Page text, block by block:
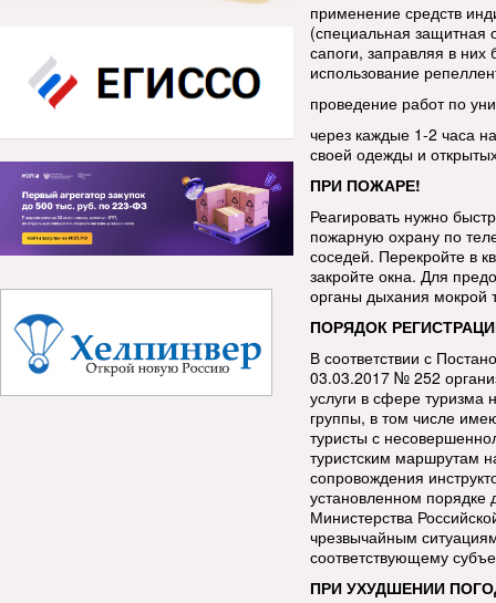
применение средств
(специальная защитная
сапоги, заправляя в
использование
проведение работ по
через каждые 1-2 часа
своей одежды и
ПРИ ПОЖАРЕ!
Реагировать нужно
пожарную охрану по
соседей. Перекройте в
закройте окна. Для
органы дыхания мокрой
ПОРЯДОК
В соответствии с
03.03.2017 № 252
услуги в сфере туризма
группы, в том числе
туристы с
туристским маршрутам
сопровождения
установленном
Министерства
чрезвычайным
соответствующему
ПРИ УХУДШЕНИИ